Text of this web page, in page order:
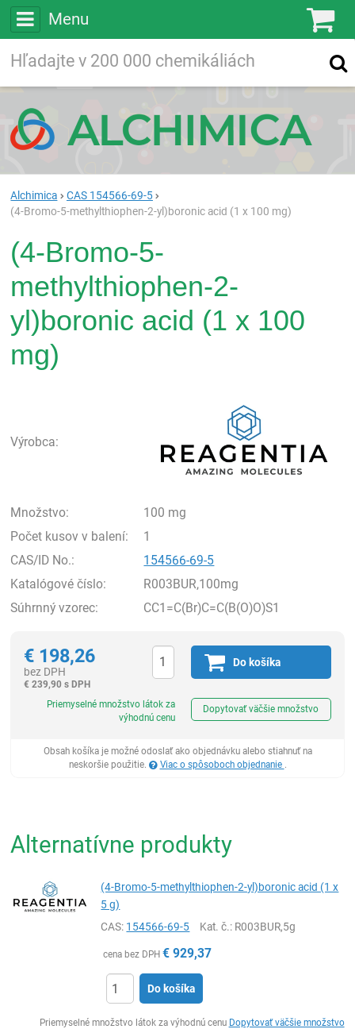
Menu
Vyhľadávanie
Alchimica
CAS 154566-69-5
(4-Bromo-5-methylthiophen-2-yl)boronic acid (1 x 100 mg)
(4-Bromo-5-
methylthiophen-2-
yl)boronic acid (1 x 100
mg)
Výrobca:
Množstvo:
100 mg
Počet kusov v balení:
1
CAS/ID No.:
154566-69-5
Katalógové číslo:
R003BUR,100mg
Súhrnný vzorec:
CC1=C(Br)C=C(B(O)O)S1
€ 198,26
bez DPH
€ 239,90 s DPH
Do košíka
Priemyselné množstvo látok za
výhodnú cenu
Dopytovať väčšie množstvo
Obsah košíka je možné odoslať ako objednávku alebo stiahnuť na
neskoršie použitie.
Viac o spôsoboch objednanie .
Alternatívne produkty
(4-Bromo-5-methylthiophen-2-yl)boronic acid (1 x
5 g)
CAS: 154566-69-5 Kat. č.: R003BUR,5g
cena bez DPH € 929,37
Do košíka
Priemyselné množstvo látok za výhodnú cenu Dopytovať väčšie množstvo